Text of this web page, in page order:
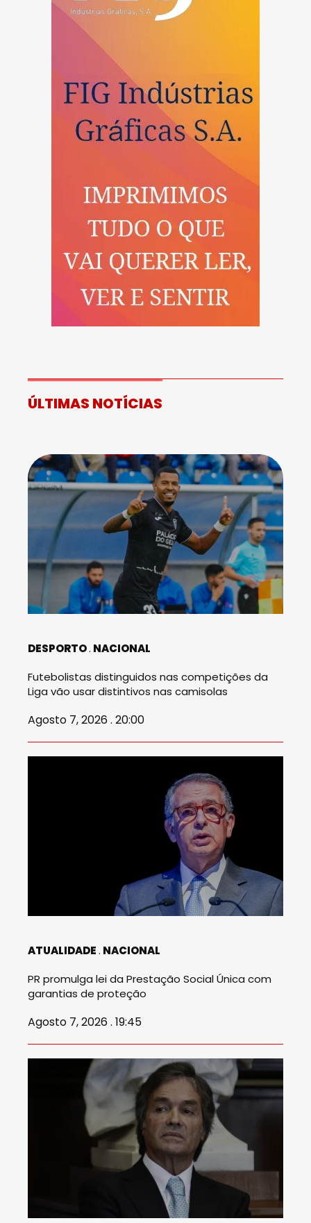
ÚLTIMAS NOTÍCIAS
DESPORTO NACIONAL
Futebolistas distinguidos nas competições da
Liga vão usar distintivos nas camisolas
Agosto 7, 2026 . 20:00
ATUALIDADE NACIONAL
PR promulga lei da Prestação Social Única com
garantias de proteção
Agosto 7, 2026 . 19:45